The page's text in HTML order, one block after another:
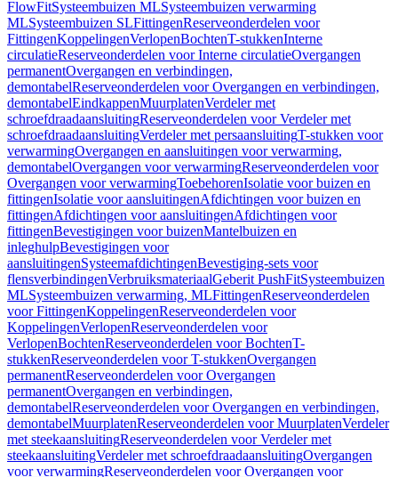
FlowFitSysteembuizen MLSysteembuizen verwarming
MLSysteembuizen SLFittingenReserveonderdelen voor
FittingenKoppelingenVerlopenBochtenT-stukkenInterne
circulatieReserveonderdelen voor Interne circulatieOvergangen
permanentOvergangen en verbindingen,
demontabelReserveonderdelen voor Overgangen en verbindingen,
demontabelEindkappenMuurplatenVerdeler met
schroefdraadaansluitingReserveonderdelen voor Verdeler met
schroefdraadaansluitingVerdeler met persaansluitingT-stukken voor
verwarmingOvergangen en aansluitingen voor verwarming,
demontabelOvergangen voor verwarmingReserveonderdelen voor
Overgangen voor verwarmingToebehorenIsolatie voor buizen en
fittingenIsolatie voor aansluitingenAfdichtingen voor buizen en
fittingenAfdichtingen voor aansluitingenAfdichtingen voor
fittingenBevestigingen voor buizenMantelbuizen en
inleghulpBevestigingen voor
aansluitingenSysteemafdichtingenBevestiging-sets voor
flensverbindingenVerbruiksmateriaalGeberit PushFitSysteembuizen
MLSysteembuizen verwarming, MLFittingenReserveonderdelen
voor FittingenKoppelingenReserveonderdelen voor
KoppelingenVerlopenReserveonderdelen voor
VerlopenBochtenReserveonderdelen voor BochtenT-
stukkenReserveonderdelen voor T-stukkenOvergangen
permanentReserveonderdelen voor Overgangen
permanentOvergangen en verbindingen,
demontabelReserveonderdelen voor Overgangen en verbindingen,
demontabelMuurplatenReserveonderdelen voor MuurplatenVerdeler
met steekaansluitingReserveonderdelen voor Verdeler met
steekaansluitingVerdeler met schroefdraadaansluitingOvergangen
voor verwarmingReserveonderdelen voor Overgangen voor